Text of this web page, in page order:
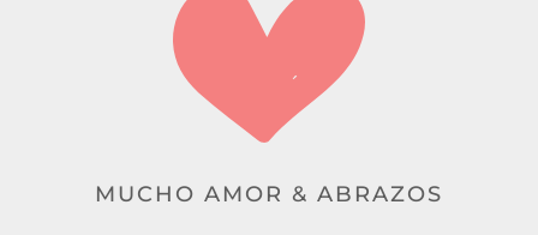
MUCHO AMOR & ABRAZOS